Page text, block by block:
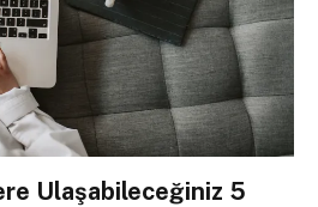
Ulaşabileceğiniz 5